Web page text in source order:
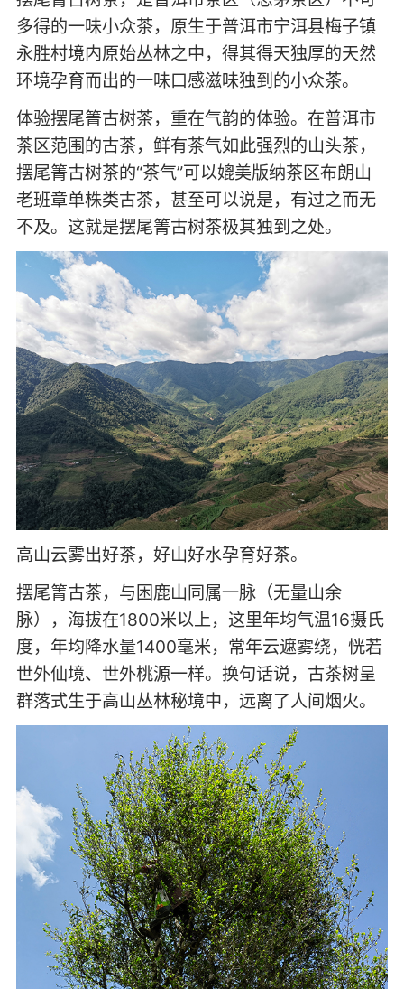
多得的一味小众茶，原生于普洱市宁洱县梅子镇
永胜村境内原始丛林之中，得其得天独厚的天然
环境孕育而出的一味口感滋味独到的小众茶。
体验摆尾箐古树茶，重在气韵的体验。在普洱市
茶区范围的古茶，鲜有茶气如此强烈的山头茶，
摆尾箐古树茶的“茶气”可以媲美版纳茶区布朗山
老班章单株类古茶，甚至可以说是，有过之而无
不及。这就是摆尾箐古树茶极其独到之处。
高山云雾出好茶，好山好水孕育好茶。
摆尾箐古茶，与困鹿山同属一脉（无量山余
脉），海拔在1800米以上，这里年均气温16摄氏
度，年均降水量1400毫米，常年云遮雾绕，恍若
世外仙境、世外桃源一样。换句话说，古茶树呈
群落式生于高山丛林秘境中，远离了人间烟火。